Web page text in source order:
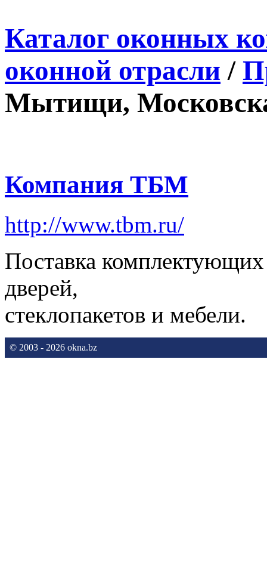
Каталог оконных
оконной отрасли /
Мытищи,
Компания ТБМ
http://www.tbm.ru/
Поставка комплектующих
дверей,
стеклопакетов и мебели.
© 2003 - 2026 okna.bz